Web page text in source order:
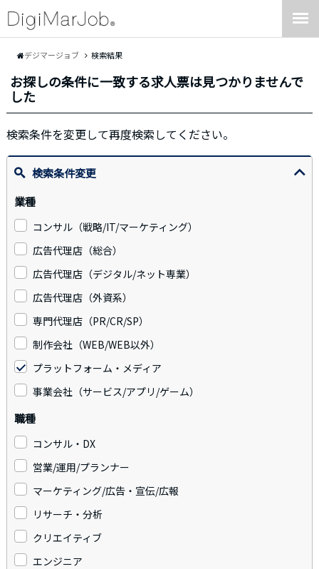
デジマージョブ 検索結果
お探しの条件に一致する求人票は見つかりませんで
した
検索条件を変更して再度検索してください。
検索条件変更
業種
コンサル（戦略/IT/マーケティング）
広告代理店（総合）
広告代理店（デジタル/ネット専業）
広告代理店（外資系）
専門代理店（PR/CR/SP）
制作会社（WEB/WEB以外）
プラットフォーム・メディア
事業会社（サービス/アプリ/ゲーム）
職種
コンサル・DX
営業/運用/プランナー
マーケティング/広告・宣伝/広報
リサーチ・分析
クリエイティブ
エンジニア